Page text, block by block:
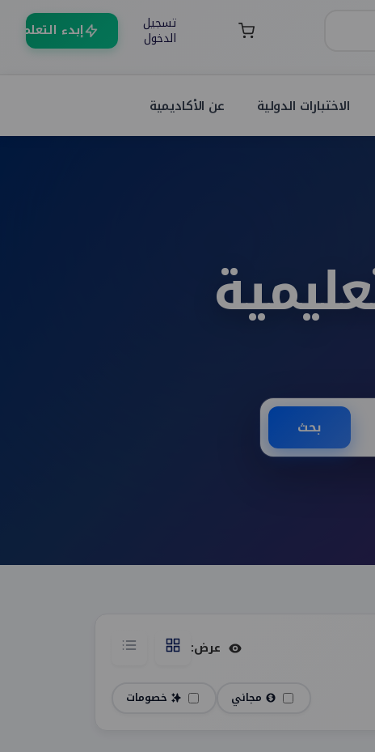
تسجيل
الدخول إبدء التعلم
الاختبارات الدولية عن الأكاديمية
بحث
عرض:
مجاني خصومات